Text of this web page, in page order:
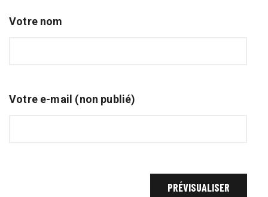
Votre nom
Votre e-mail (non publié)